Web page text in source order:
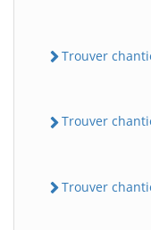
Trouver
Trouver
Trouver